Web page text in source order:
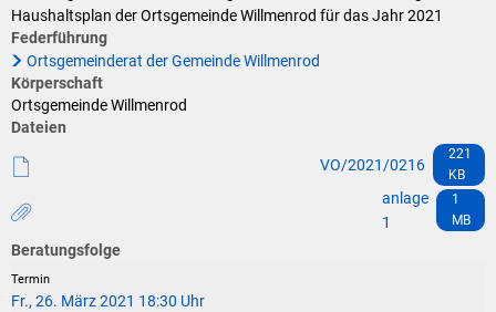
Förderungen der VG für private Umbauten
Allgemeine Informationen
Seniorenmobilität/Jugendtaxi/Fahrservice
Westerwaldbad
Haushaltsplan der Ortsgemeinde Willmenrod für das Jahr 2021
Federführung
Ortsgemeinderat der Gemeinde Willmenrod
Körperschaft
Ortsgemeinde Willmenrod
Dateien
VO/2021/0216
221
KB
anlage
1
1
MB
Beratungsfolge
Fr., 26. März 2021 18:30 Uhr